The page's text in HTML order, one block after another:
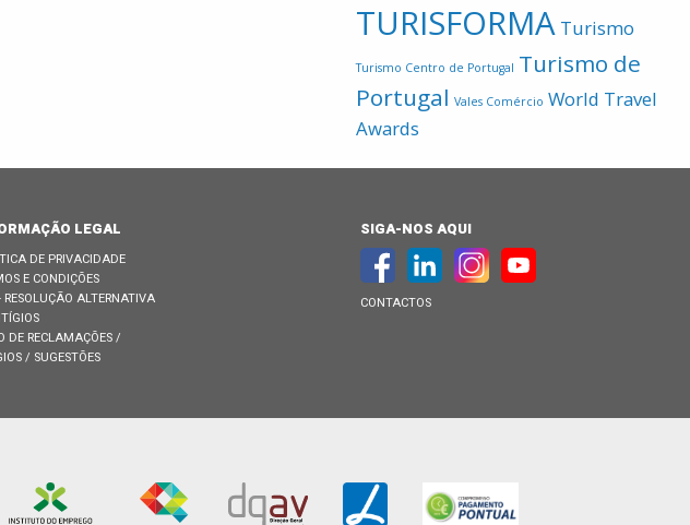
TURISFORMA Turismo
Turismo Centro de Portugal Turismo de
Portugal Vales Comércio World Travel
Awards
LEGAL
DE PRIVACIDADE
E CONDIÇÕES
RESOLUÇÃO ALTERNATIVA
DE RECLAMAÇÕES /
/ SUGESTÕES
SIGA-NOS AQUI
CONTACTOS